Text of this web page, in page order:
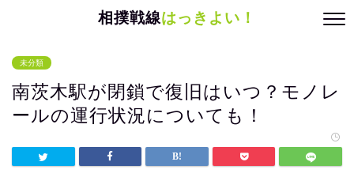
相撲戦線はっきよい！
未分類
南茨木駅が閉鎖で復旧はいつ？モノレ
ールの運行状況についても！